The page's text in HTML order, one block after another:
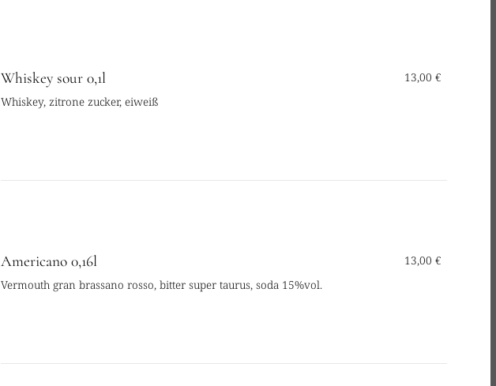
Whiskey sour 0,1l
Whiskey, zitrone zucker, eiweiß
13,00 €
Americano 0,16l
Vermouth gran brassano rosso, bitter super taurus, soda 15%vol.
13,00 €